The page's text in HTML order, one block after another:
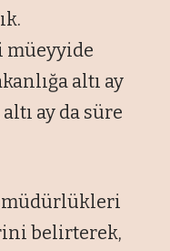
müeyyide
altı ay
ay da süre
belirterek,